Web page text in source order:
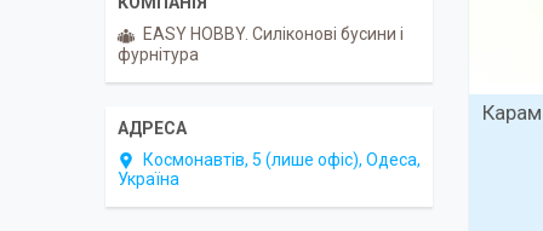
EASY HOBBY. Силіконові бусини і
фурнітура
Космонавтів, 5 (лише офіс), Одеса,
Україна